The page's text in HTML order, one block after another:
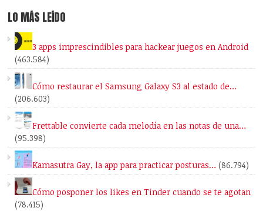
LO MÁS LEÍDO
3 apps imprescindibles para hackear juegos en Android
(463.584)
Cómo restaurar el Samsung Galaxy S3 al estado de…
(206.603)
Frettable convierte cada melodía en las notas de una…
(95.398)
Kamasutra Gay, la app para practicar posturas… (86.794)
Cómo posponer los likes en Tinder cuando se te agotan
(78.415)